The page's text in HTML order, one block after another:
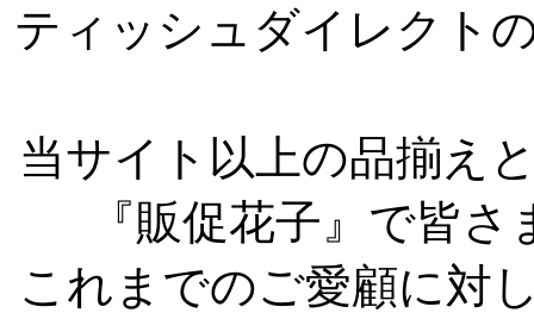
ティッシュダイレクト
当サイト以上の品揃え
『販促花子』で皆
これまでのご愛顧に対